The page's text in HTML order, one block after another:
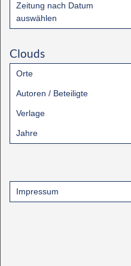
Zeitung nach Datum
auswählen
Clouds
Orte
Autoren / Beteiligte
Verlage
Jahre
Impressum